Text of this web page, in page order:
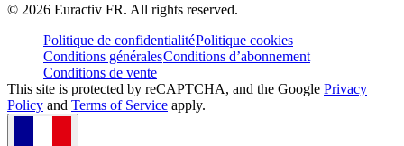
© 2026 Euractiv FR. All rights reserved.
Politique de confidentialitéPolitique cookies
Conditions généralesConditions d’abonnement
Conditions de vente
This site is protected by reCAPTCHA, and the Google Privacy
Policy and Terms of Service apply.